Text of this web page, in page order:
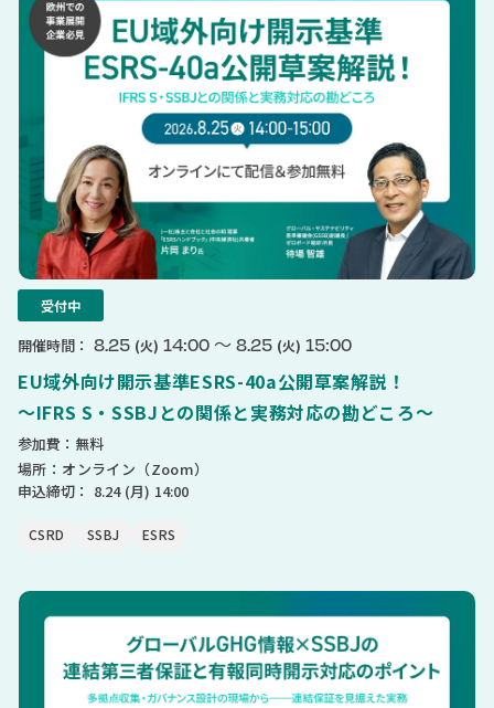
受付中
開催時間： 8.25 (火) 14:00 〜 8.25 (火) 15:00
EU域外向け開示基準ESRS-40a公開草案解説！
〜IFRS S・SSBJとの関係と実務対応の勘どころ〜
参加費：無料
場所：オンライン（Zoom）
申込締切： 8.24 (月) 14:00
CSRD SSBJ ESRS